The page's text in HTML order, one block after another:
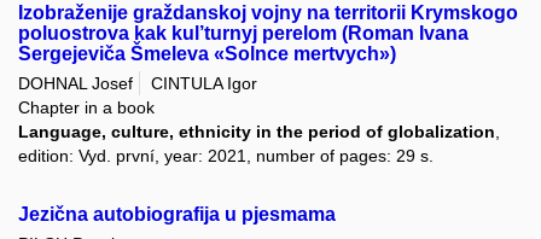
Izobraženije graždanskoj vojny na territorii Krymskogo
poluostrova kak kul’turnyj perelom (Roman Ivana
Sergejeviča Šmeleva «Solnce mertvych»)
DOHNAL Josef
CINTULA Igor
Chapter in a book
Language, culture, ethnicity in the period of globalization
edition: Vyd. první, year: 2021, number of pages: 29 s.
Jezična autobiografija u pjesmama